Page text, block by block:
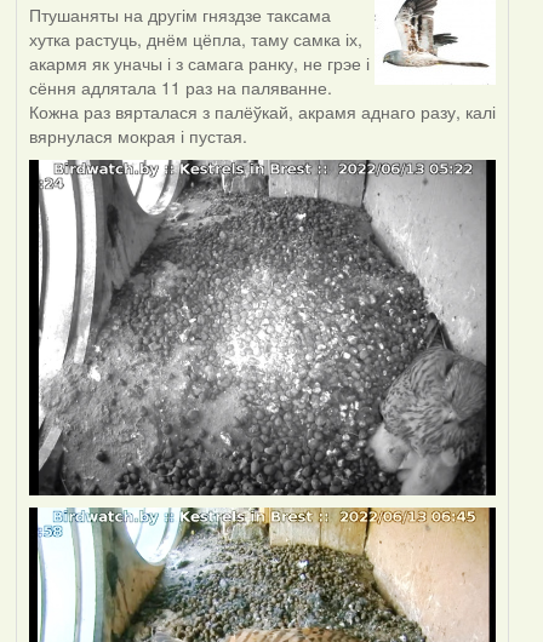
Птушаняты на другім гняздзе таксама
хутка растуць, днём цёпла, таму самка іх,
акармя як уначы і з самага ранку, не грэе і
сёння адлятала 11 раз на паляванне.
Кожна раз вярталася з палёўкай, акрамя аднаго разу, калі
вярнулася мокрая і пустая.